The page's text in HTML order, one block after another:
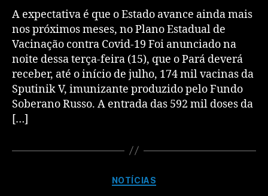
A expectativa é que o Estado avance ainda mais
nos próximos meses, no Plano Estadual de
Vacinação contra Covid-19 Foi anunciado na
noite dessa terça-feira (15), que o Pará deverá
receber, até o início de julho, 174 mil vacinas da
Sputinik V, imunizante produzido pelo Fundo
Soberano Russo. A entrada das 592 mil doses da
[…]
NOTÍCIAS